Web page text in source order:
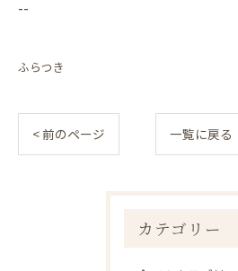
--
ふらつき
< 前のページ 一覧に戻る
カテゴリー